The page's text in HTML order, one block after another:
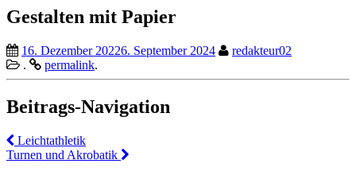
Gestalten mit Papier
16. Dezember 20226. September 2024
redakteur02
.
permalink.
Beitrags-Navigation
Leichtathletik
Turnen und Akrobatik